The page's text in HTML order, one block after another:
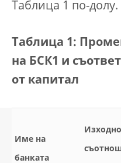
Таблица 1 по-долу.
Таблица 1:
на БСК1 и
от капитал
Име на
банката
Изходно